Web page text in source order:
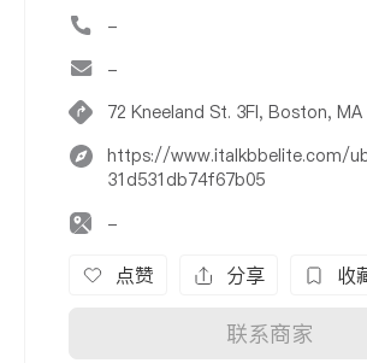
-
-
72 Kneeland St. 3Fl, Boston, MA
https://www.italkbbelite.com/
31d531db74f67b05
-
点赞 分享 收
联系商家